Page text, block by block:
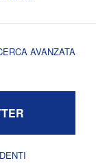
AVANZATA